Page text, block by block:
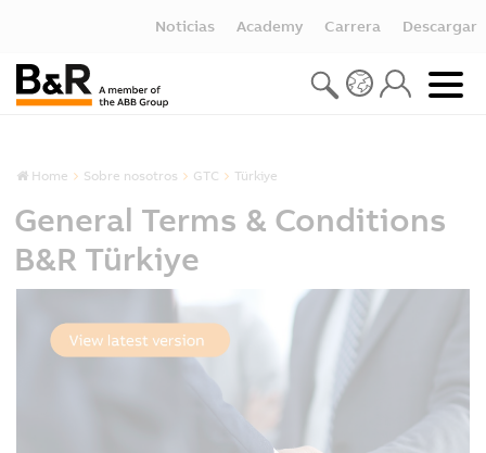
Noticias Academy Carrera Descargar
Home Sobre nosotros GTC Türkiye
General Terms & Conditions
B&R Türkiye